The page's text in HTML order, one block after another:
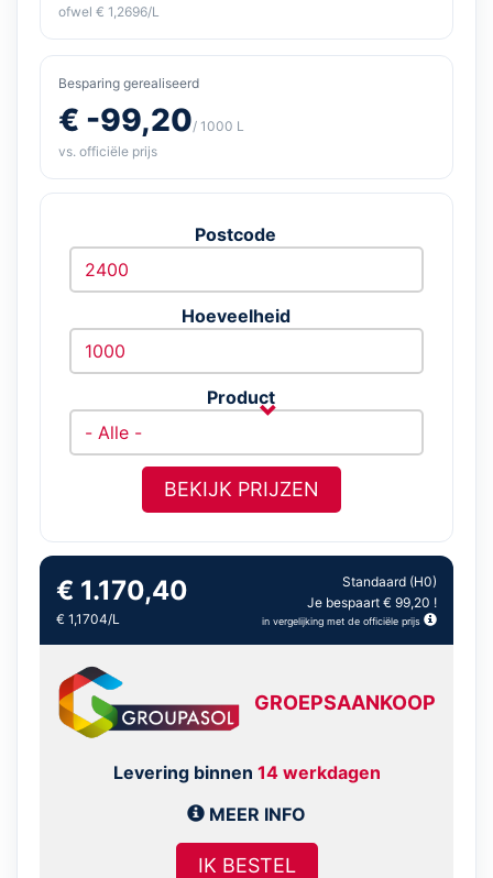
ofwel € 1,2696/L
Besparing gerealiseerd
€ -99,20/ 1000 L
vs. officiële prijs
Postcode
Hoeveelheid
Product
BEKIJK PRIJZEN
€ 1.170,40
€ 1,1704/L
Standaard (H0)
Je bespaart € 99,20 !
in vergelijking met de officiële prijs
GROEPSAANKOOP
Levering binnen 14 werkdagen
MEER INFO
IK BESTEL